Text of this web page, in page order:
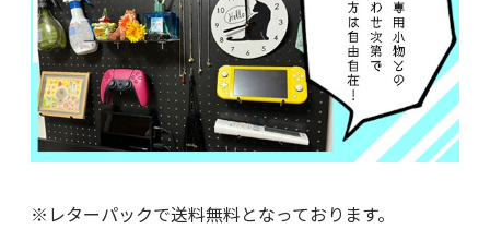
※レターパックで送料無料となっております。